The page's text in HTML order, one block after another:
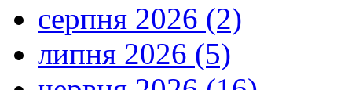
серпня 2026 (2)
липня 2026 (5)